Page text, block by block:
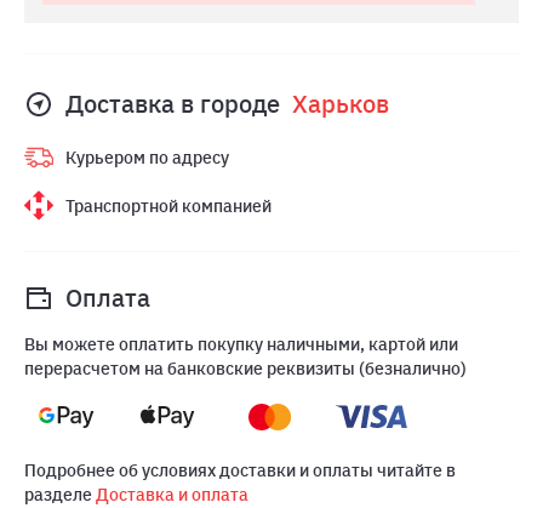
Доставка в городе Харьков
Курьером по адресу
Транспортной компанией
Оплата
Вы можете оплатить покупку наличными, картой или
перерасчетом на банковские реквизиты (безналично)
Подробнее об условиях доставки и оплаты читайте в
разделеДоставка и оплата